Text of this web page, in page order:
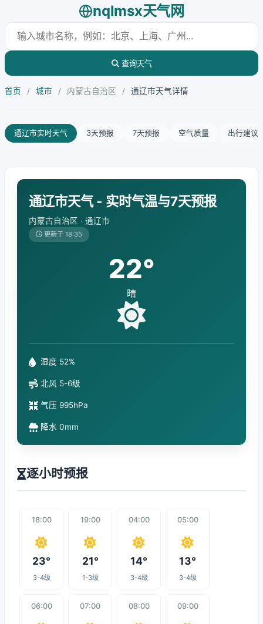
nqlmsx天气网
查询天气
首页 / 城市 / 内蒙古自治区 / 通辽市天气详情
通辽市实时天气 3天预报 7天预报 空气质量 出行建议
通辽市天气 - 实时气温与7天预报
内蒙古自治区 · 通辽市
更新于 18:35
22°
晴
湿度 52%
北风 5-6级
气压 995hPa
降水 0mm
逐小时预报
18:00
23°
3-4级
19:00
21°
1-3级
04:00
14°
3-4级
05:00
13°
3-4级
06:00 07:00 08:00 09:00